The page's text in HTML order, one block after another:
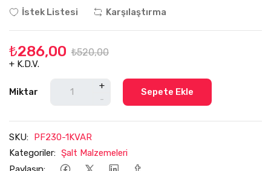
İstek Listesi Karşılaştırma
₺286,00 ₺520,00
+ K.D.V.
Miktar
+
-
Sepete Ekle
SKU: PF230-1KVAR
Kategoriler: Şalt Malzemeleri